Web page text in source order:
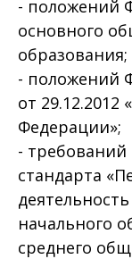
- положений
основного
образования;
- положений
от
Федерации»;
- требований
стандарта
начального
среднего